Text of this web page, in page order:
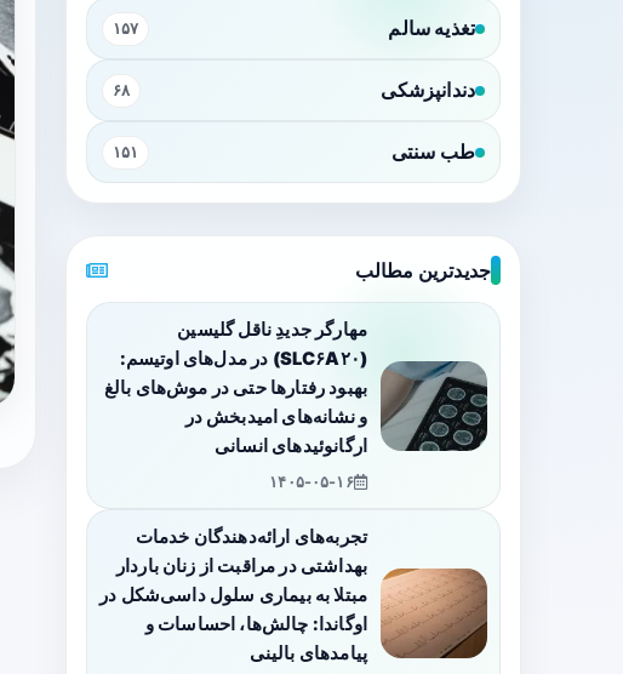
تغذیه سالم ۱۵۷
دندانپزشکی ۶۸
طب سنتی ۱۵۱
جدیدترین مطالب
مهارگر جدیدِ ناقل گلیسین
(SLC۶A۲۰) در مدل‌های اوتیسم:
بهبود رفتارها حتی در موش‌های بالغ
و نشانه‌های امیدبخش در
ارگانوئیدهای انسانی
۱۴۰۵-۰۵-۱۶
تجربه‌های ارائه‌دهندگان خدمات
بهداشتی در مراقبت از زنان باردار
مبتلا به بیماری سلول داسی‌شکل در
اوگاندا: چالش‌ها، احساسات و
پیامدهای بالینی